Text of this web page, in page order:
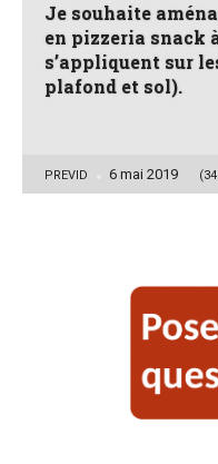
Je souhaite
en pizzeria snack
s’appliquent sur
plafond et sol).
Posted
PREVID 6 mai 2019